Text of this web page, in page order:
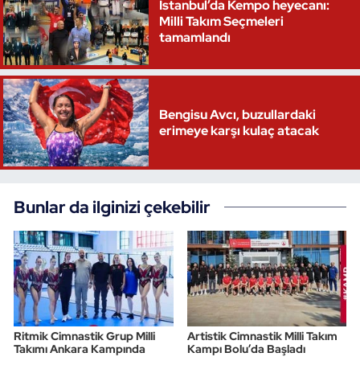
İstanbul’da Kempo heyecanı:
Milli Takım Seçmeleri
tamamlandı
Bengisu Avcı, buzullardaki
erimeye karşı kulaç atacak
Bunlar da ilginizi çekebilir
Ritmik Cimnastik Grup Milli
Takımı Ankara Kampında
Artistik Cimnastik Milli Takım
Kampı Bolu’da Başladı
Triatlon
Voleybol
Vücut Geliştirme Fitness
Wushu Kungfu
Yüzme